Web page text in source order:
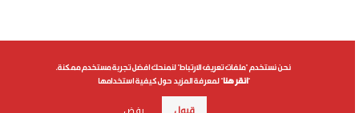
نحن نستخدم "ملفات تعريف الارتباط" لنمنحك افضل تجربة مستخدم ممكنة.
انقر هنا" لمعرفة المزيد حول كيفية استخدامها